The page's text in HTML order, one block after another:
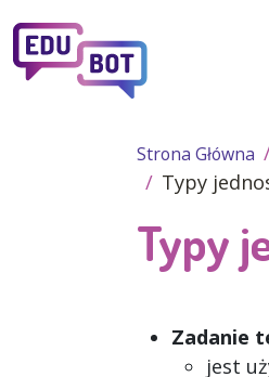
Strona Główna
Typy
Typy
Zadanie
jest